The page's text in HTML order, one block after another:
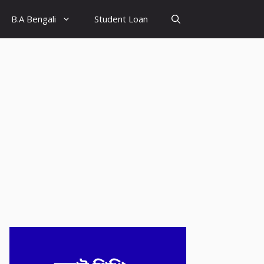
B.A Bengali Student Loan